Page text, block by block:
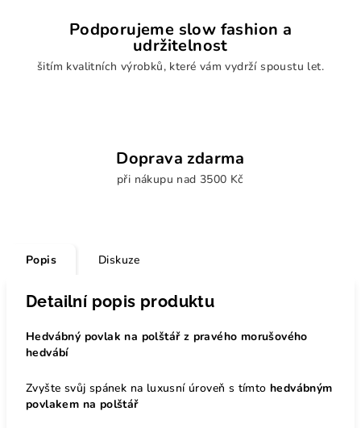
Podporujeme slow fashion a
udržitelnost
šitím kvalitních výrobků, které vám vydrží spoustu let.
Doprava zdarma
při nákupu nad 3500 Kč
Popis Diskuze
Detailní popis produktu
Hedvábný povlak na polštář z pravého morušového
hedvábí
Zvyšte svůj spánek na luxusní úroveň s tímto hedvábným
povlakem na polštář